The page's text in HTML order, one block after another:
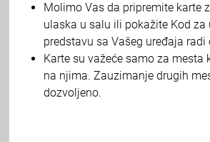
Molimo Vas da pripremite karte
ulaska u salu ili pokažite Kod za
predstavu sa Vašeg uređaja
Karte su važeće samo za mesta
na njima. Zauzimanje drugih
dozvoljeno.